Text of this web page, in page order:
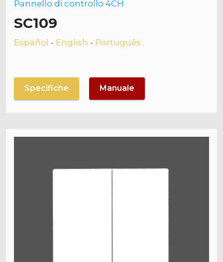
Pannello di controllo 4CH
SC109
Español - English - Português
Specifiche Manuale